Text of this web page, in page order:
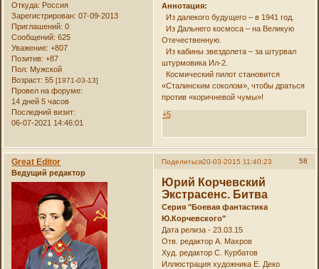
Откуда: Россия
Зарегистрирован: 07-09-2013
Приглашений: 0
Сообщений: 625
Уважение: +807
Позитив: +87
Пол: Мужской
Возраст: 55[1971-03-13]
Провел на форуме:
14 дней 5 часов
Последний визит:
06-07-2021 14:46:01
Аннотация:
Из далекого будущего – в 1941 год.
Из Дальнего космоса – на Великую
Отечественную.
Из кабины звездолета – за штурвал
штурмовика Ил-2.
Космический пилот становится
«Сталинским соколом», чтобы драться
против «коричневой чумы»!
+5
Поделиться 58
20-03-2015 11:40:23
Great Editor
Ведущий редактор
Юрий Корчевский
Экстрасенс. Битва
Серия "Боевая фантастика
Ю.Корчевского"
Дата релиза - 23.03.15
Отв. редактор А. Махров
Худ. редактор С. Курбатов
Иллюстрация художника Е. Деко